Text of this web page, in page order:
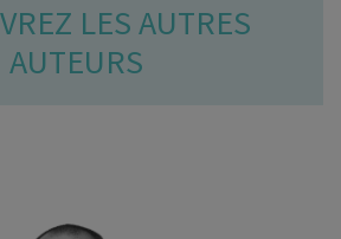
LES AUTRES
AUTEURS